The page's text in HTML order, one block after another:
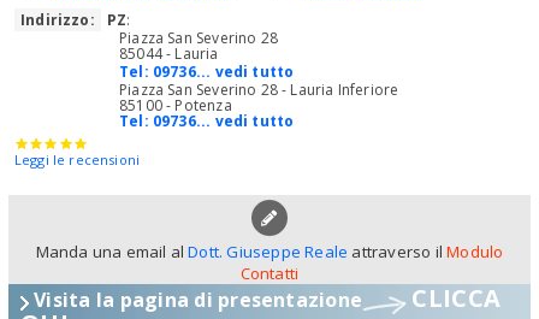
Indirizzo:
PZ:
Piazza San Severino 28
85044 - Lauria
Tel: 09736... vedi tutto
Piazza San Severino 28 - Lauria Inferiore
85100 - Potenza
Tel: 09736... vedi tutto
Leggi le recensioni
Manda una email alDott. Giuseppe Reale attraverso ilModulo
Contatti
Visita la pagina di presentazione CLICCA